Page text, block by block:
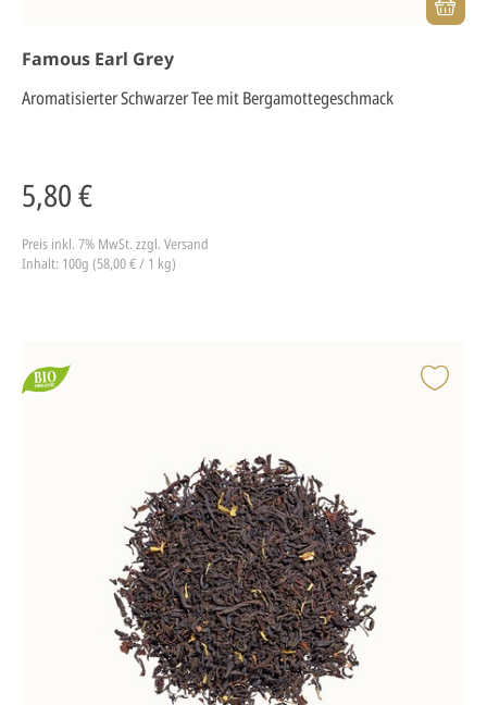
Famous Earl Grey
Aromatisierter Schwarzer Tee mit Bergamottegeschmack
5,80 €
Preis inkl. 7% MwSt. zzgl. Versand
Inhalt: 100g (58,00 € / 1 kg)